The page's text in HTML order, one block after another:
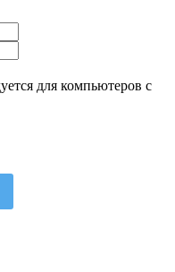
для компьютеров с